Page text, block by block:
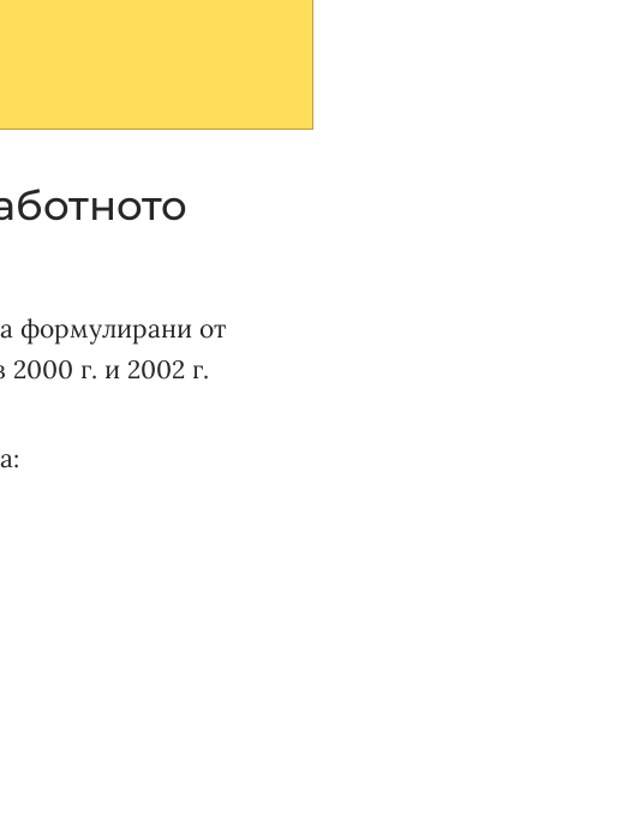
формулирани от
2000 г. и 2002 г.